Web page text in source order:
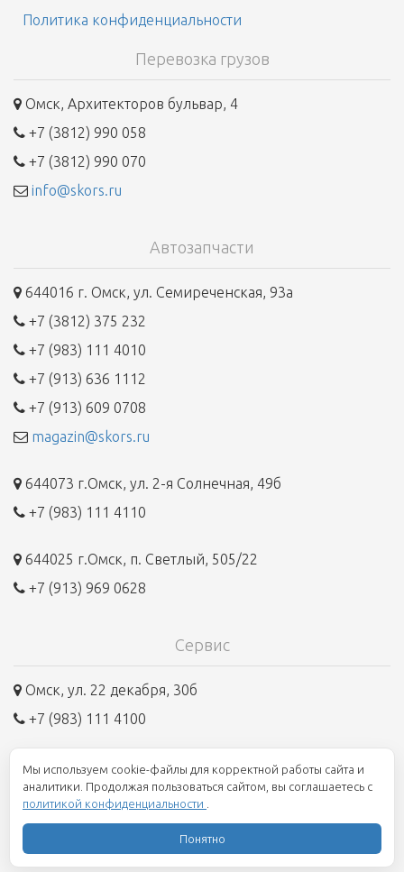
Политика конфиденциальности
Перевозка грузов
Омск, Архитекторов бульвар, 4
+7 (3812) 990 058
+7 (3812) 990 070
info@skors.ru
Автозапчасти
644016 г. Омск, ул. Семиреченская, 93а
+7 (3812) 375 232
+7 (983) 111 4010
+7 (913) 636 1112
+7 (913) 609 0708
magazin@skors.ru
644073 г.Омск, ул. 2-я Солнечная, 49б
+7 (983) 111 4110
644025 г.Омск, п. Светлый, 505/22
+7 (913) 969 0628
Сервис
Омск, ул. 22 декабря, 30б
+7 (983) 111 4100
8 800 250 1945
Единый номер, бесплатно по всей России
© 2006 - 2026, Транспортная группа "СКОРС" Разработка -Plum
Мы используем cookie-файлы для корректной работы сайта и
аналитики. Продолжая пользоваться сайтом, вы соглашаетесь с
политикой конфиденциальности
Понятно